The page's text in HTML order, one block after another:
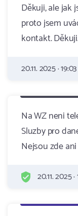
Děkuji, ale jak
proto jsem
kontakt.
20.11. 2025 ·
Na WZ neni
Sluzby pro
Nejsou zde
20.11. 2025